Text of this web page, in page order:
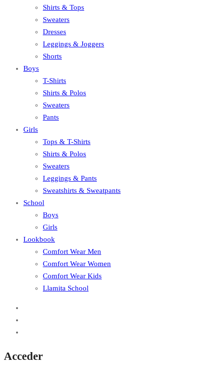
Shirts & Tops
Sweaters
Dresses
Leggings & Joggers
Shorts
Boys
T-Shirts
Shirts & Polos
Sweaters
Pants
Girls
Tops & T-Shirts
Shirts & Polos
Sweaters
Leggings & Pants
Sweatshirts & Sweatpants
School
Boys
Girls
Lookbook
Comfort Wear Men
Comfort Wear Women
Comfort Wear Kids
Llamita School
Acceder